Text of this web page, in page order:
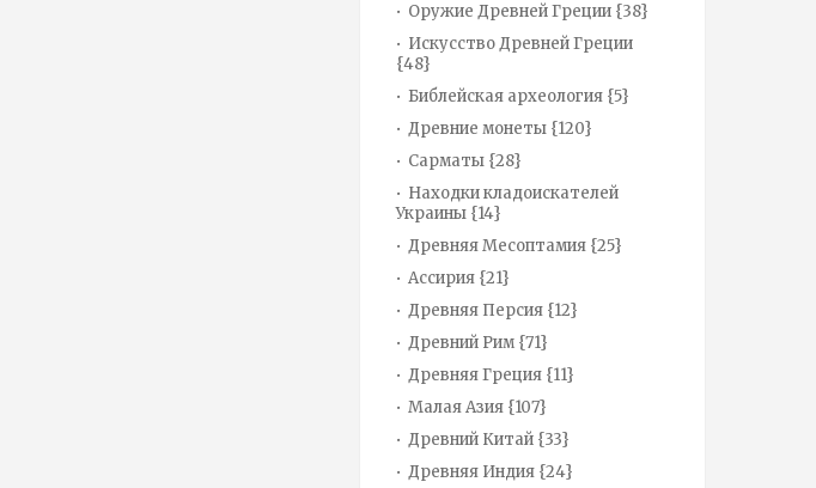
Оружие Древней Греции {38}
Искусство Древней Греции
{48}
Библейская археология {5}
Древние монеты {120}
Сарматы {28}
Находки кладоискателей
Украины {14}
Древняя Месоптамия {25}
Ассирия {21}
Древняя Персия {12}
Древний Рим {71}
Древняя Греция {11}
Малая Азия {107}
Древний Китай {33}
Древняя Индия {24}